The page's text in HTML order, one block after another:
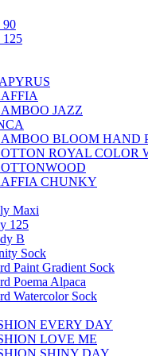
90
JAZZ
BLOOM HAND
ROYAL COLOR
CHUNKY
Maxi
125
B
Sock
Paint Gradient Sock
Poema Alpaca
Watercolor Sock
EVERY DAY
LOVE ME
SHINY DAY